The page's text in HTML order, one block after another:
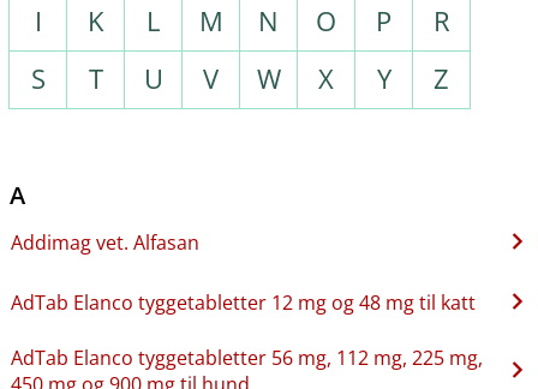
I
K L M N O P
R
S
T U V W X Y Z
A
Addimag vet. Alfasan
AdTab Elanco tyggetabletter 12 mg og 48 mg til katt
AdTab Elanco tyggetabletter 56 mg, 112 mg, 225 mg,